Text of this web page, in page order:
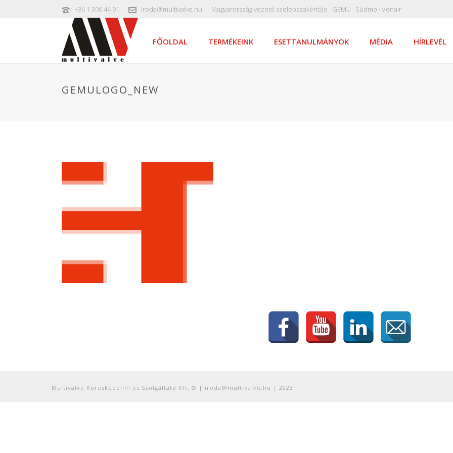
+36 1 306 44 91 iroda@multivalve.hu Magyarország vezető szelepszakértője · GEMÜ · Südmo · Venair
FŐOLDAL TERMÉKEINK ESETTANULMÁNYOK MÉDIA HÍRLEVÉL
GEMULOGO_NEW
Multivalve Kereskedelmi és Szolgáltató Kft. © | iroda@multivalve.hu | 2023